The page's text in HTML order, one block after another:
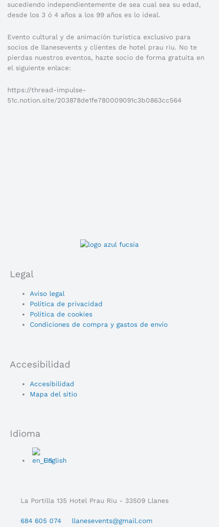
sucediendo independientemente de sea cual sea su edad,
desde los 3 ó 4 años a los 99 años es lo ideal.
Evento cultural y de animación turística exclusivo para
socios de llanesevents y clientes de hotel prau riu. No te
pierdas nuestros eventos, hazte socio de forma gratuita en
el siguiente enlace:
https://thread-impulse-
51c.notion.site/203878de1fe780009091c3b0863cc564
Legal
Main
Menu
Aviso legal
Política de privacidad
Política de cookies
Condiciones de compra y gastos de envío
Accesibilidad
Main
Menu
Accesibilidad
Mapa del sitio
Idioma
Menu
English
La Portilla 135 Hotel Prau Riu - 33509 Llanes
684 605 074 llanesevents@gmail.com